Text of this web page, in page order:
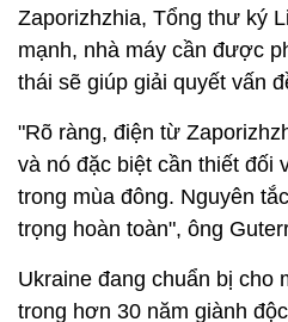
Zaporizhzhia, Tổng thư ký
mạnh, nhà máy cần được
thái sẽ giúp giải quyết vấn
"Rõ ràng, điện từ
và nó đặc biệt cần thiết đối
trong mùa đông. Nguyên
trọng hoàn toàn", ông
Ukraine đang chuẩn bị cho
trong hơn 30 năm giành